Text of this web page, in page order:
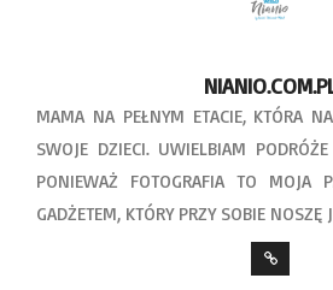
MAMA NA PEŁNYM ETACIE, KTÓRA
SWOJE DZIECI. UWIELBIAM
PONIEWAŻ FOTOGRAFIA TO MOJA
GADŻETEM, KTÓRY PRZY SOBIE NOSZĘ